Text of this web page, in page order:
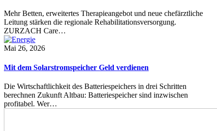
Mehr Betten, erweitertes Therapieangebot und neue chefärztliche
Leitung stärken die regionale Rehabilitationsversorgung.
ZURZACH Care…
Mai 26, 2026
Mit dem Solarstromspeicher Geld verdienen
Die Wirtschaftlichkeit des Batteriespeichers in drei Schritten
berechnen Zukunft Altbau: Batteriespeicher sind inzwischen
profitabel. Wer…